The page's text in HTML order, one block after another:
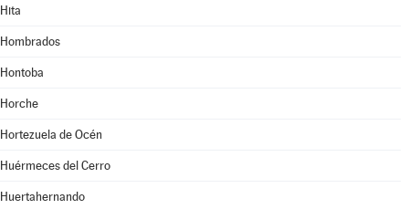
Hita
Hombrados
Hontoba
Horche
Hortezuela de Océn
Huérmeces del Cerro
Huertahernando